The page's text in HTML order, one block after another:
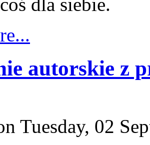
autorskie z
Tuesday, 02